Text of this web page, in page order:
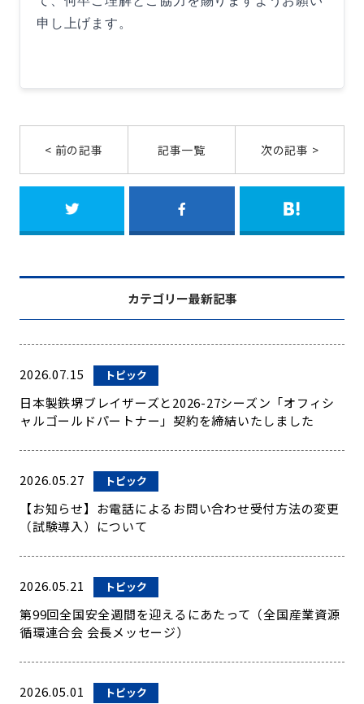
申し上げます。
< 前の記事 記事一覧 次の記事 >
カテゴリー最新記事
2026.07.15 トピック
日本製鉄堺ブレイザーズと2026-27シーズン「オフィシ
ャルゴールドパートナー」契約を締結いたしました
2026.05.27 トピック
【お知らせ】お電話によるお問い合わせ受付方法の変更
（試験導入）について
2026.05.21 トピック
第99回全国安全週間を迎えるにあたって（全国産業資源
循環連合会 会長メッセージ）
2026.05.01 トピック